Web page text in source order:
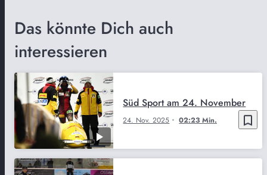
Das könnte Dich auch
interessieren
bookmark_border
24. Nov. 2025 02:23 Min.
Süd Sport am 24. November